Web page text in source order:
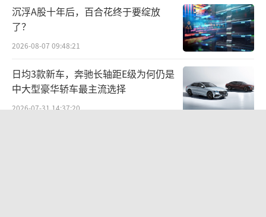
从市场竞争来看，目前主要的医药电商公
司主要分为三类：以药师帮、药九九、合纵药
易购、商康网等为代表的B2B平台；以阿里健
康、京东健康、药帮忙等为代表的B2C平台，
以及叮当快药、上药云健康等O2O平台。
沉浮A股十年后，百合花终于要绽放
了？
2026-08-07 09:48:21
日均3款新车，奔驰长轴距E级为何仍是
中大型豪华轿车最主流选择
2026-07-31 14:37:20